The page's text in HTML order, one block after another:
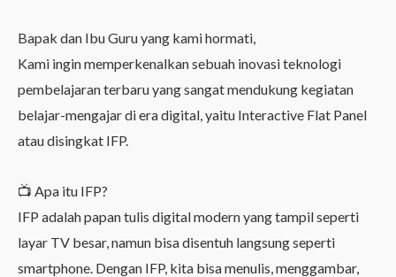
Bapak dan Ibu Guru yang kami hormati,
Kami ingin memperkenalkan sebuah inovasi teknologi
pembelajaran terbaru yang sangat mendukung kegiatan
belajar-mengajar di era digital, yaitu Interactive Flat Panel
atau disingkat IFP.
📺 Apa itu IFP?
IFP adalah papan tulis digital modern yang tampil seperti
layar TV besar, namun bisa disentuh langsung seperti
smartphone. Dengan IFP, kita bisa menulis, menggambar,